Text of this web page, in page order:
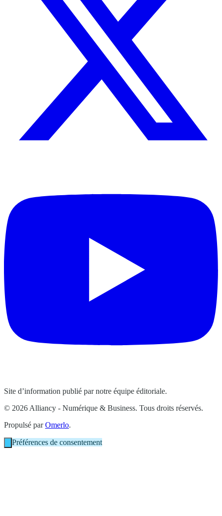
Site d’information publié par notre équipe éditoriale.
© 2026 Alliancy - Numérique & Business. Tous droits réservés.
Propulsé parOmerlo.
Préférences de consentement